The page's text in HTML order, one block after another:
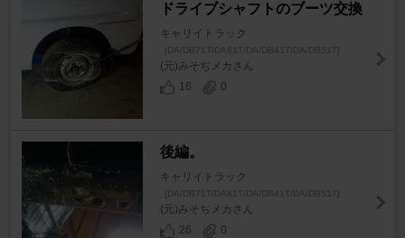
ドライブシャフトのブーツ交換
キャリイトラック
[DA/DB71T/DA81T/DA/DB41T/DA/DB51T]
(元)みそぢメカさん
16
0
後編。
キャリイトラック
[DA/DB71T/DA81T/DA/DB41T/DA/DB51T]
(元)みそぢメカさん
26
0